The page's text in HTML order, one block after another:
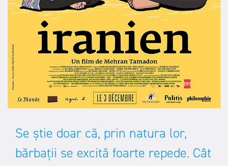
Se ştie doar că, prin natura lor,
bărbaţii se excită foarte repede. Cât